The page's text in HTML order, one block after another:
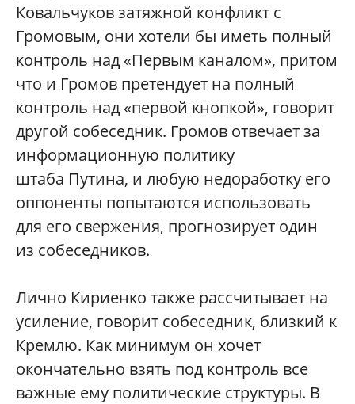
Ковальчуков затяжной конфликт с
Громовым, они хотели бы иметь полный
контроль над «Первым каналом», притом
что и Громов претендует на полный
контроль над «первой кнопкой», говорит
другой собеседник. Громов отвечает за
информационную политику
штаба Путина, и любую недоработку его
оппоненты попытаются использовать
для его свержения, прогнозирует один
из собеседников.
Лично Кириенко также рассчитывает на
усиление, говорит собеседник, близкий к
Кремлю. Как минимум он хочет
окончательно взять под контроль все
важные ему политические структуры. В